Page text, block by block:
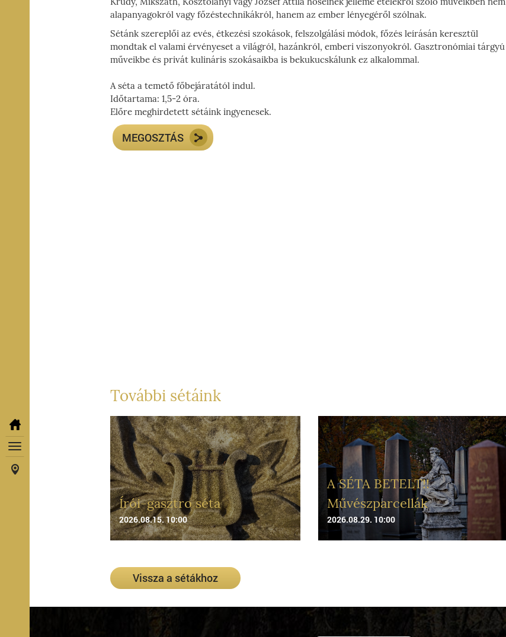
alapanyagokról vagy főzéstechnikákról, hanem az ember lényegéről szólnak.
Sétánk szereplői az evés, étkezési szokások, felszolgálási módok, főzés leírásán keresztül
mondtak el valami érvényeset a világról, hazánkról, emberi viszonyokról. Gasztronómiai tárgyú
műveikbe és privát kulináris szokásaikba is bekukucskálunk ez alkalommal.
A séta a temető főbejáratától indul.
Időtartama: 1,5-2 óra.
Előre meghirdetett sétáink ingyenesek.
MEGOSZTÁS
További sétáink
Írói-gasztro séta
2026.08.15. 10:00
A SÉTA BETELT!!
Művészparcellák
2026.08.29. 10:00
Vissza a sétákhoz